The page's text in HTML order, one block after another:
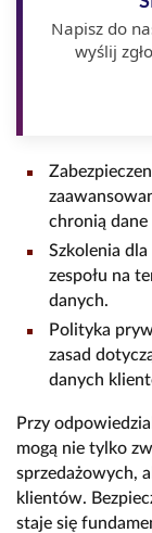
Napisz do
wyślij
chronią
Szkolenia
zespołu na
danych.
Polityka
zasad
danych
Przy
mogą nie tylko
sprzedażowych,
klientów.
staje się